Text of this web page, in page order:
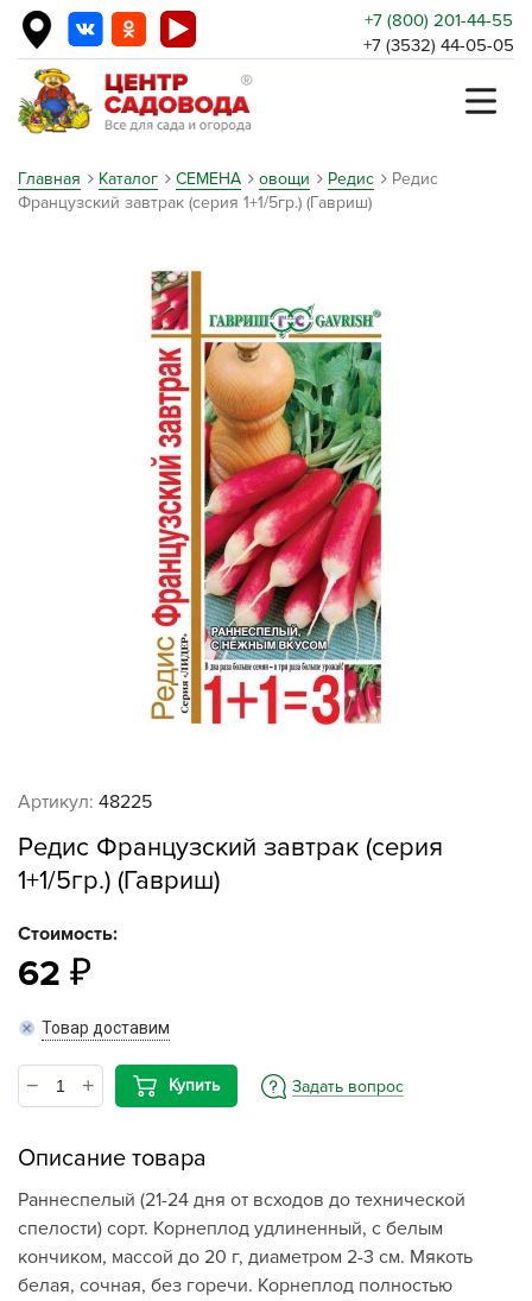
+7 (800) 201-44-55
+7 (3532) 44-05-05
Главная Каталог СЕМЕНА овощи Редис
Редис
Французский завтрак (серия 1+1/5гр.) (Гавриш)
Артикул: 48225
Редис Французский завтрак (серия
1+1/5гр.) (Гавриш)
Стоимость:
62
Товар доставим
Купить Задать вопрос
Описание товара
Раннеспелый (21-24 дня от всходов до технической
спелости) сорт. Корнеплод удлиненный, с белым
кончиком, массой до 20 г, диаметром 2-3 см. Мякоть
белая, сочная, без горечи. Корнеплод полностью